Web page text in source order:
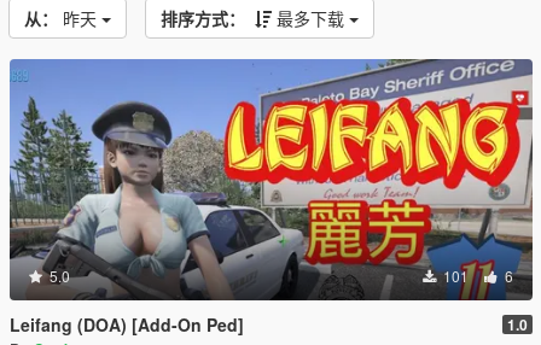
从： 昨天 排序方式： 最多下载
5.0 101 6
Leifang (DOA) [Add-On Ped] 1.0